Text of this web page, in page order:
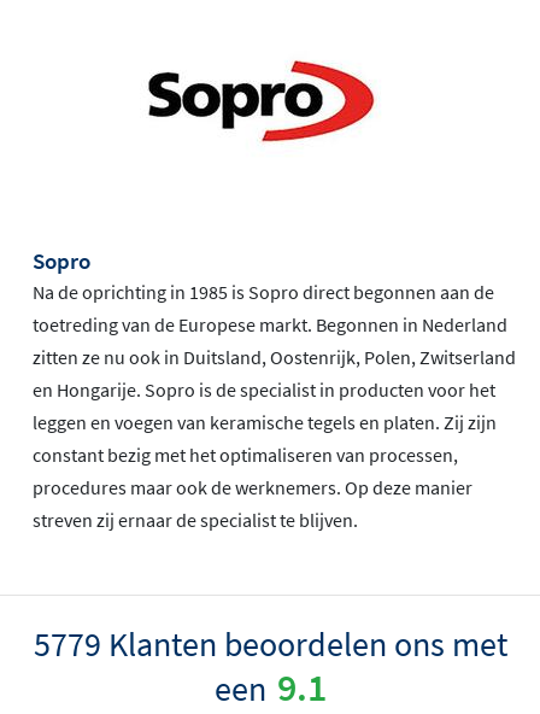
Sopro
Na de oprichting in 1985 is Sopro direct begonnen aan de
toetreding van de Europese markt. Begonnen in Nederland
zitten ze nu ook in Duitsland, Oostenrijk, Polen, Zwitserland
en Hongarije. Sopro is de specialist in producten voor het
leggen en voegen van keramische tegels en platen. Zij zijn
constant bezig met het optimaliseren van processen,
procedures maar ook de werknemers. Op deze manier
streven zij ernaar de specialist te blijven.
5779 Klanten beoordelen ons met
een 9.1